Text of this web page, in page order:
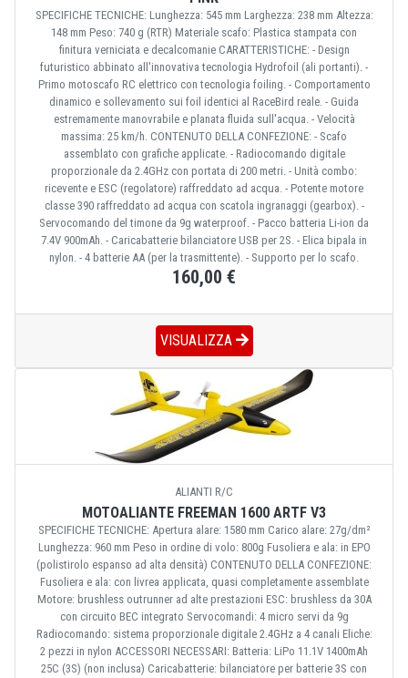
SPECIFICHE TECNICHE: Lunghezza: 545 mm Larghezza: 238 mm Altezza:
148 mm Peso: 740 g (RTR) Materiale scafo: Plastica stampata con
finitura verniciata e decalcomanie CARATTERISTICHE: - Design
futuristico abbinato all'innovativa tecnologia Hydrofoil (ali portanti). -
Primo motoscafo RC elettrico con tecnologia foiling. - Comportamento
dinamico e sollevamento sui foil identici al RaceBird reale. - Guida
estremamente manovrabile e planata fluida sull'acqua. - Velocità
massima: 25 km/h. CONTENUTO DELLA CONFEZIONE: - Scafo
assemblato con grafiche applicate. - Radiocomando digitale
proporzionale da 2.4GHz con portata di 200 metri. - Unità combo:
ricevente e ESC (regolatore) raffreddato ad acqua. - Potente motore
classe 390 raffreddato ad acqua con scatola ingranaggi (gearbox). -
Servocomando del timone da 9g waterproof. - Pacco batteria Li-ion da
7.4V 900mAh. - Caricabatterie bilanciatore USB per 2S. - Elica bipala in
nylon. - 4 batterie AA (per la trasmittente). - Supporto per lo scafo.
160,00 €
VISUALIZZA
ALIANTI R/C
MOTOALIANTE FREEMAN 1600 ARTF V3
SPECIFICHE TECNICHE: Apertura alare: 1580 mm Carico alare: 27g/dm²
Lunghezza: 960 mm Peso in ordine di volo: 800g Fusoliera e ala: in EPO
(polistirolo espanso ad alta densità) CONTENUTO DELLA CONFEZIONE:
Fusoliera e ala: con livrea applicata, quasi completamente assemblate
Motore: brushless outrunner ad alte prestazioni ESC: brushless da 30A
con circuito BEC integrato Servocomandi: 4 micro servi da 9g
Radiocomando: sistema proporzionale digitale 2.4GHz a 4 canali Eliche:
2 pezzi in nylon ACCESSORI NECESSARI: Batteria: LiPo 11.1V 1400mAh
25C (3S) (non inclusa) Caricabatterie: bilanciatore per batterie 3S con